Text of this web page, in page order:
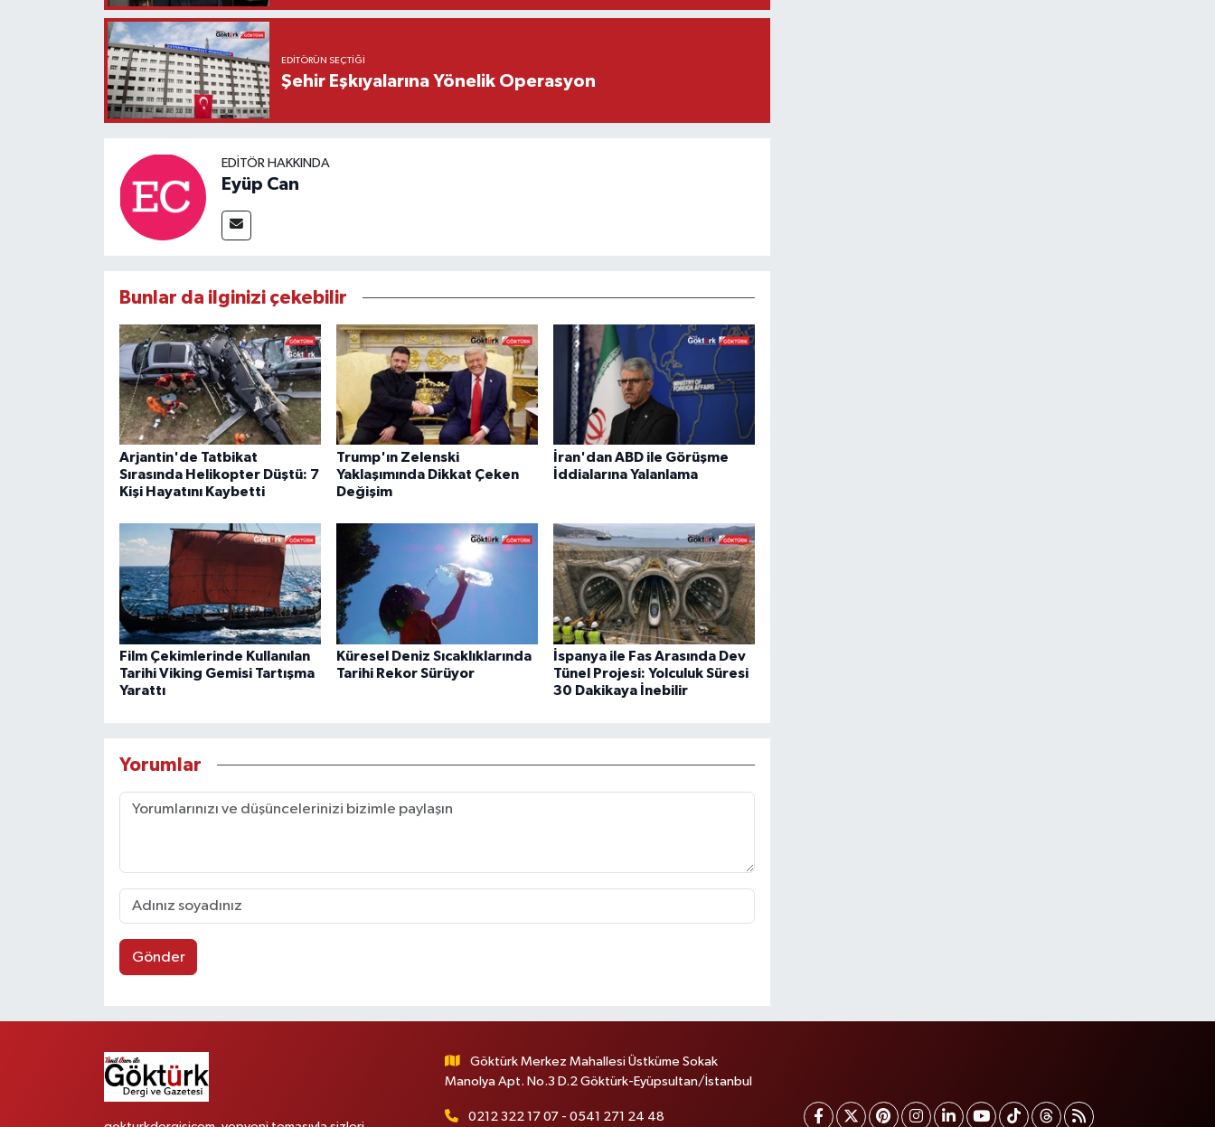
EDITÖRÜN SEÇTIĞI
Şehir Eşkıyalarına Yönelik Operasyon
EDITÖR HAKKINDA
Eyüp Can
Bunlar da ilginizi çekebilir
Arjantin'de Tatbikat
Sırasında Helikopter Düştü: 7
Kişi Hayatını Kaybetti
Trump'ın Zelenski
Yaklaşımında Dikkat Çeken
Değişim
İran'dan ABD ile Görüşme
İddialarına Yalanlama
Film Çekimlerinde Kullanılan
Tarihi Viking Gemisi Tartışma
Yarattı
Küresel Deniz Sıcaklıklarında
Tarihi Rekor Sürüyor
İspanya ile Fas Arasında Dev
Tünel Projesi: Yolculuk Süresi
30 Dakikaya İnebilir
Yorumlar
Gönder
Göktürk Merkez Mahallesi Üstküme Sokak
Manolya Apt. No.3 D.2 Göktürk-Eyüpsultan/İstanbul
0212 322 17 07 - 0541 271 24 48